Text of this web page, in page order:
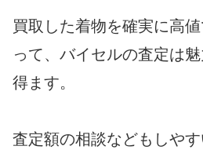
買取した着物を確実に高
って、バイセルの査定は
得ます。
査定額の相談などもしや